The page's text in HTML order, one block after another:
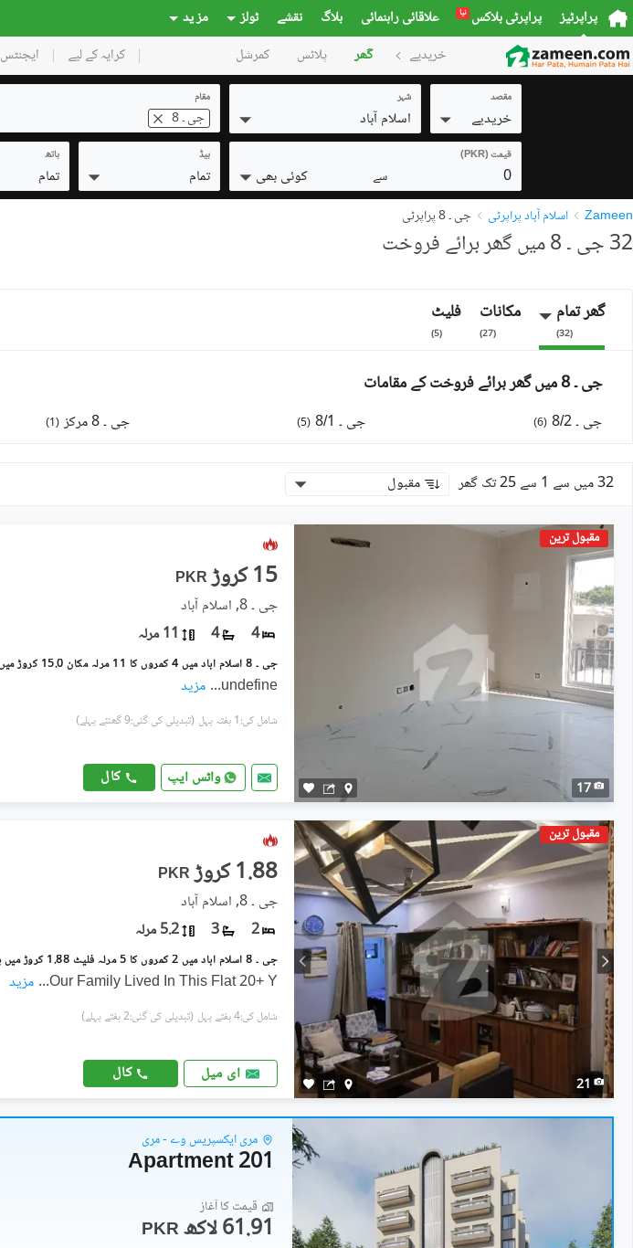
پراپرٹیز پراپرٹی بلاکس نیا علاقائی راہنمائی بلاگ نقشے ٹولز مز ید
خریدیے گھر پلاٹس کمرشل کرایہ کے لیے ایجنٹس
مقصد
خریدیے
شہر
اسلام آباد
مقام
جی ۔ 8
قیمت (PKR)
0 سے کوئی بھی
بیڈ
تمام
باتھ
تمام
Zameen اسلام آباد پراپرٹی جی ۔ 8 پراپرٹی
32 جی ۔ 8 میں گھر برائے فروخت
گھر تمام
(
32
)
مکانات
(
27
)
فلیٹ
(
5
)
جی ۔ 8 میں گھر برائے فروخت کے مقامات
جی ۔ 8/2 (
6
) جی ۔ 8/1 (
5
) جی ۔ 8 مرکز (
1
)
32 میں سے 1 سے 25 تک گھر مقبول
مقبول ترین
17
PKR 15 کروڑ
جی ۔ 8, اسلام آباد
4
4 11 مرلہ
undefine
... مزید
شامل کی:1 ہفتہ پہل (تبدیلی کی گئی:9 گھنٹے پہلے)
واٹس ایپ کال
مقبول ترین
21
PKR 1.88 کروڑ
جی ۔ 8, اسلام آباد
2
3 5.2 مرلہ
Our Family Lived In This Flat 20+ Y
... مزید
شامل کی:4 ہفتے پہل (تبدیلی کی گئی:2 ہفتے پہلے)
ای میل کال
مری ایکسپریس وے - مری
201 Apartment
قیمت کا آغاز
PKR 61.91 لاکھ